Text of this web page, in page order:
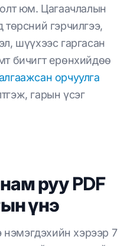
юм. Цагаачлалын
гэрчилгээ,
шүүхээс гаргасан
бичигт ерөнхийдөө
орчуулга
гарын үсэг
руу PDF
үнэ
нэмэгдэхийн хэрээр 7